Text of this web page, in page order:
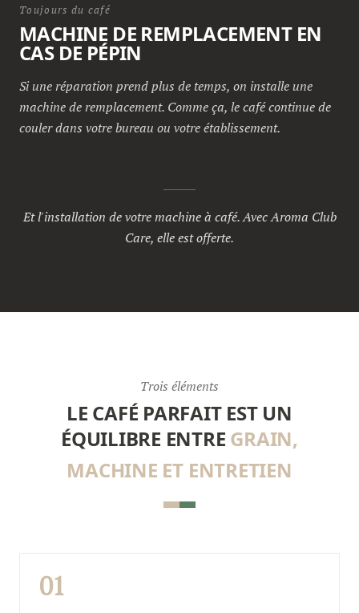
Toujours du café
MACHINE DE REMPLACEMENT EN
CAS DE PÉPIN
Si une réparation prend plus de temps, on installe une
machine de remplacement. Comme ça, le café continue de
couler dans votre bureau ou votre établissement.
Et l'installation de votre machine à café. Avec Aroma Club
Care, elle est offerte.
Trois éléments
LE CAFÉ PARFAIT EST UN
ÉQUILIBRE ENTRE GRAIN,
MACHINE ET ENTRETIEN
01